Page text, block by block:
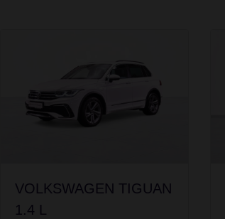
VOLKSWAGEN TIGUAN
1.4 L